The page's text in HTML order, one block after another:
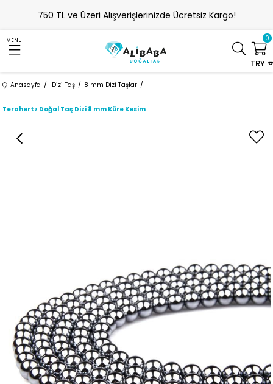
750 TL ve Üzeri Alışverişlerinizde Ücretsiz Kargo!
MENU
TRY
0
Anasayfa Dizi Taş 8 mm Dizi Taşlar
Terahertz Doğal Taş Dizi 8 mm Küre Kesim